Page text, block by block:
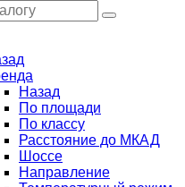
Назад
По площади
По классу
Расстояние до МКАД
Шоссе
Направление